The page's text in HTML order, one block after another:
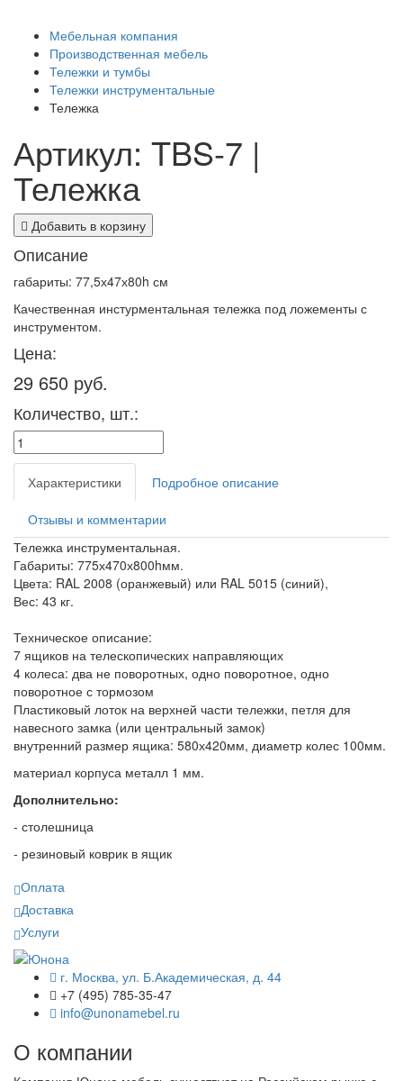
Мебельная компания
Производственная мебель
Тележки и тумбы
Тележки инструментальные
Тележка
Артикул: TBS-7 |
Тележка
Добавить в корзину
Описание
габариты: 77,5х47х80h см
Качественная инстурментальная тележка под ложементы с
инструментом.
Цена:
29 650 руб.
Количество, шт.:
Характеристики Подробное описание
Отзывы и комментарии
Тележка инструментальная.
Габариты: 775х470х800hмм.
Цвета: RAL 2008 (оранжевый) или RAL 5015 (синий),
Вес: 43 кг.
Техническое описание:
7 ящиков на телескопических направляющих
4 колеса: два не поворотных, одно поворотное, одно
поворотное с тормозом
Пластиковый лоток на верхней части тележки, петля для
навесного замка (или центральный замок)
внутренний размер ящика: 580х420мм, диаметр колес 100мм.
материал корпуса металл 1 мм.
Дополнительно:
- столешница
- резиновый коврик в ящик
Оплата
Доставка
Услуги
г. Москва, ул. Б.Академическая, д. 44
+7 (495) 785-35-47
info@unonamebel.ru
О компании